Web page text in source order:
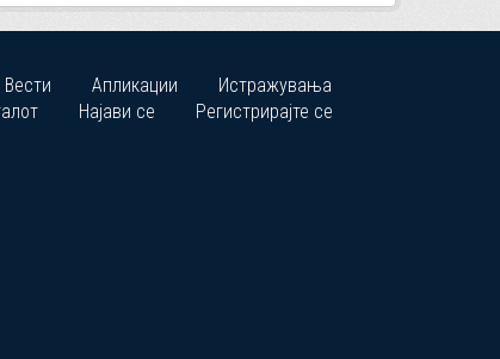
Вести Апликации
Истражувања
Најави се Регистрирајте се